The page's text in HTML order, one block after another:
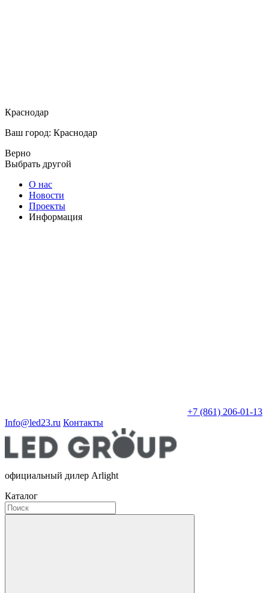
Краснодар
Ваш город: Краснодар
Верно
Выбрать другой
О нас
Новости
Проекты
Информация
+7 (861) 206-01-13
Info@led23.ru Контакты
официальный дилер Arlight
Каталог